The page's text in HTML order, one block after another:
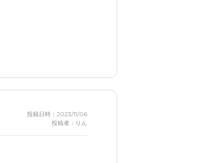
には交通の便が悪いも、
投稿日時：2023/11/06
投稿者：りん